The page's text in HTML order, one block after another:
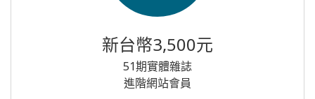
新台幣3,500元
51期實體雜誌
進階網站會員